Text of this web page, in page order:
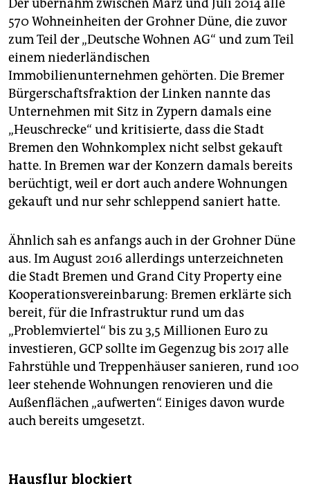
Der übernahm zwischen März und Juli 2014 alle
570 Wohneinheiten der Grohner Düne, die zuvor
zum Teil der „Deutsche Wohnen AG“ und zum Teil
einem niederländischen
Immobilienunternehmen gehörten. Die Bremer
Bürgerschaftsfraktion der Linken nannte das
Unternehmen mit Sitz in Zypern damals eine
„Heuschrecke“ und kritisierte, dass die Stadt
Bremen den Wohnkomplex nicht selbst gekauft
hatte. In Bremen war der Konzern damals bereits
berüchtigt, weil er dort auch andere Wohnungen
gekauft und nur sehr schleppend saniert hatte.
Ähnlich sah es anfangs auch in der Grohner Düne
aus. Im August 2016 allerdings unterzeichneten
die Stadt Bremen und Grand City Property eine
Kooperationsvereinbarung: Bremen erklärte sich
bereit, für die Infrastruktur rund um das
„Problemviertel“ bis zu 3,5 Millionen Euro zu
investieren, GCP sollte im Gegenzug bis 2017 alle
Fahrstühle und Treppenhäuser sanieren, rund 100
leer stehende Wohnungen renovieren und die
Außenflächen „aufwerten“. Einiges davon wurde
auch bereits umgesetzt.
Hausflur blockiert